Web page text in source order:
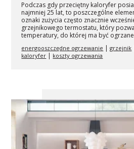
Podczas gdy przeciętny kaloryfer
najmniej 25 lat, to poszczególne
oznaki zużycia często znacznie
grzejnikowego termostatu, który
temperatury, do której ma być
energooszczędne ogrzewanie |grzejnik
kaloryfer | koszty ogrzewania